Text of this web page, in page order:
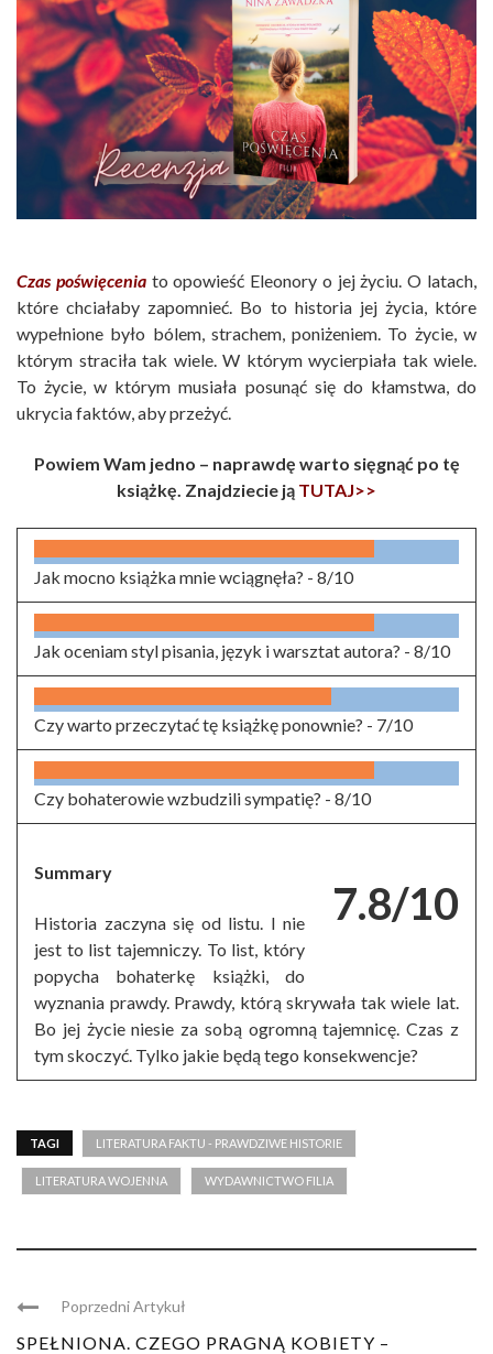
Czas poświęceniato opowieść Eleonory o jej życiu. O latach,
które chciałaby zapomnieć. Bo to historia jej życia, które
wypełnione było bólem, strachem, poniżeniem. To życie, w
którym straciła tak wiele. W którym wycierpiała tak wiele.
To życie, w którym musiała posunąć się do kłamstwa, do
ukrycia faktów, aby przeżyć.
Powiem Wam jedno – naprawdę warto sięgnąć po tę
książkę. Znajdziecie ją TUTAJ>>
Jak mocno książka mnie wciągnęła? - 8/10
Jak oceniam styl pisania, język i warsztat autora? - 8/10
Czy warto przeczytać tę książkę ponownie? - 7/10
Czy bohaterowie wzbudzili sympatię? - 8/10
7.8/10
Summary
Historia zaczyna się od listu. I nie
jest to list tajemniczy. To list, który
popycha bohaterkę książki, do
wyznania prawdy. Prawdy, którą skrywała tak wiele lat.
Bo jej życie niesie za sobą ogromną tajemnicę. Czas z
tym skoczyć. Tylko jakie będą tego konsekwencje?
TAGI LITERATURA FAKTU - PRAWDZIWE HISTORIE
LITERATURA WOJENNA WYDAWNICTWO FILIA
Poprzedni Artykuł
SPEŁNIONA. CZEGO PRAGNĄ KOBIETY –